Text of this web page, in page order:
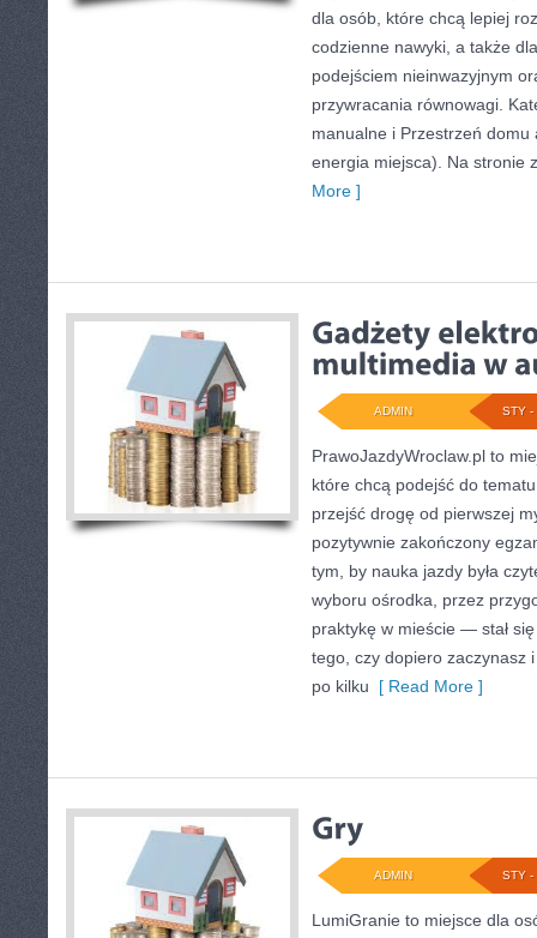
dla osób, które chcą lepiej
codzienne nawyki, a także
podejściem nieinwazyjnym
przywracania równowagi.
manualne i Przestrzeń
energia miejsca). Na stronie
More ]
STY -
ADMIN
PrawoJazdyWroclaw.pl to
które chcą podejść do
przejść drogę od pierwszej
pozytywnie zakończony
tym, by nauka jazdy była
wyboru ośrodka, przez
praktykę w mieście — stał
tego, czy dopiero zaczynasz
po kilku [ Read More ]
STY -
ADMIN
LumiGranie to miejsce dla